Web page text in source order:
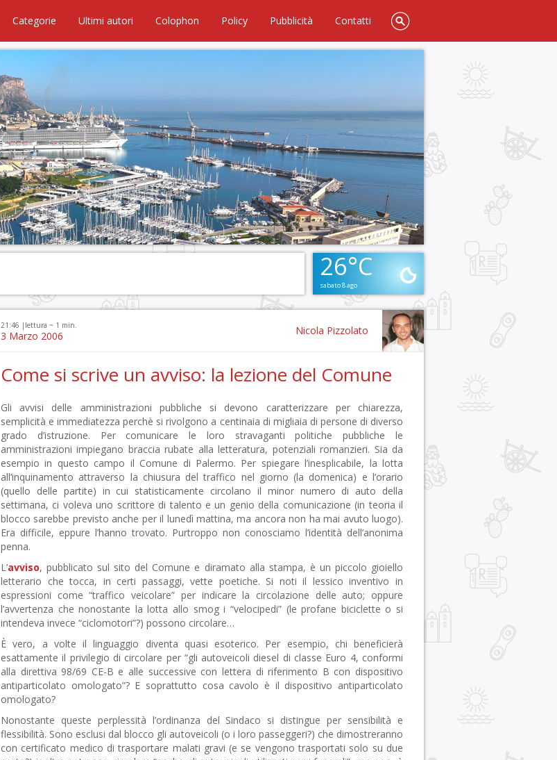
Categorie Ultimi autori Colophon Policy Pubblicità Contatti
26°C
sabato 8 ago
21:46 | lettura ~ 1 min.
3 Marzo 2006 Nicola Pizzolato
Come si scrive un avviso: la lezione del Comune
Gli avvisi delle amministrazioni pubbliche si devono caratterizzare per chiarezza,
semplicità e immediatezza perchè si rivolgono a centinaia di migliaia di persone di diverso
grado d’istruzione. Per comunicare le loro stravaganti politiche pubbliche le
amministrazioni impiegano braccia rubate alla letteratura, potenziali romanzieri. Sia da
esempio in questo campo il Comune di Palermo. Per spiegare l’inesplicabile, la lotta
all’inquinamento attraverso la chiusura del traffico nel giorno (la domenica) e l’orario
(quello delle partite) in cui statisticamente circolano il minor numero di auto della
settimana, ci voleva uno scrittore di talento e un genio della comunicazione (in teoria il
blocco sarebbe previsto anche per il lunedì mattina, ma ancora non ha mai avuto luogo).
Era difficile, eppure l’hanno trovato. Purtroppo non conosciamo l’identità dell’anonima
penna.
L’avviso, pubblicato sul sito del Comune e diramato alla stampa, è un piccolo gioiello
letterario che tocca, in certi passaggi, vette poetiche. Si noti il lessico inventivo in
espressioni come “traffico veicolare” per indicare la circolazione delle auto; oppure
l’avvertenza che nonostante la lotta allo smog i “velocipedi” (le profane biciclette o si
intendeva invece “ciclomotori”?) possono circolare…
È vero, a volte il linguaggio diventa quasi esoterico. Per esempio, chi beneficierà
esattamente il privilegio di circolare per “gli autoveicoli diesel di classe Euro 4, conformi
alla direttiva 98/69 CE-B e alle successive con lettera di riferimento B con dispositivo
antiparticolato omologato”? E soprattutto cosa cavolo è il dispositivo antiparticolato
omologato?
Nonostante queste perplessità l’ordinanza del Sindaco si distingue per sensibilità e
flessibilità. Sono esclusi dal blocco gli autoveicoli (o i loro passeggeri?) che dimostreranno
con certificato medico di trasportare malati gravi (e se vengono trasportati solo su due